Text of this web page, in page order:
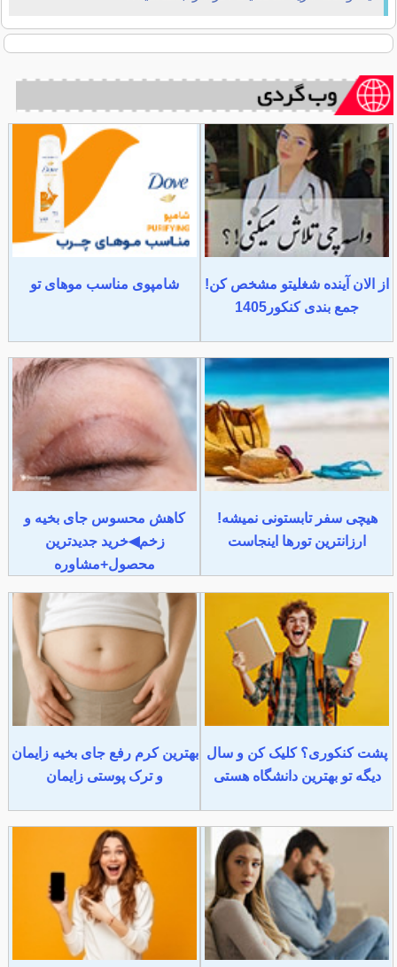
از الان آینده شغلیتو مشخص کن!
جمع بندی کنکور1405
شامپوی مناسب موهای تو
هیچی سفر تابستونی نمیشه!
ارزانترین تورها اینجاست
کاهش محسوس جای بخیه و
زخم◀خرید جدیدترین
محصول+مشاوره
پشت کنکوری؟ کلیک کن و سال
دیگه تو بهترین دانشگاه هستی
بهترین کرم رفع جای بخیه زایمان
و ترک پوستی زایمان